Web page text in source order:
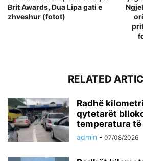
Brit Awards, Dua Lipa gati e
zhveshur (fotot)
RELATED
Radhë
qytetarët
temperatura të
admin - 07/08/2026